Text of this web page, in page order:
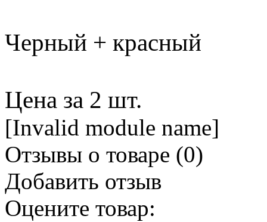
Черный + красный
Цена за 2 шт.
[Invalid module name]
Отзывы о товаре (0)
Добавить отзыв
Оцените товар: